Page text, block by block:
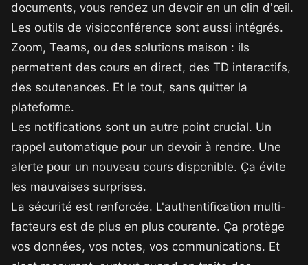
documents, vous rendez un devoir en un clin d'œil.
Les outils de visioconférence sont aussi intégrés.
Zoom, Teams, ou des solutions maison : ils
permettent des cours en direct, des TD interactifs,
des soutenances. Et le tout, sans quitter la
plateforme.
Les notifications sont un autre point crucial. Un
rappel automatique pour un devoir à rendre. Une
alerte pour un nouveau cours disponible. Ça évite
les mauvaises surprises.
La sécurité est renforcée. L'authentification multi-
facteurs est de plus en plus courante. Ça protège
vos données, vos notes, vos communications. Et